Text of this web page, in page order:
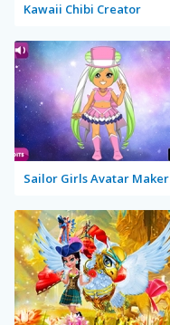
Kawaii Chibi Creator
Sailor Girls Avatar Maker